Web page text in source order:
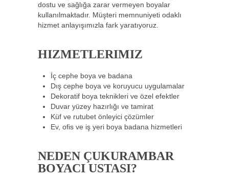
dostu ve sağlığa zarar vermeyen boyalar
kullanılmaktadır. Müşteri memnuniyeti odaklı
hizmet anlayışımızla fark yaratıyoruz.
HIZMETLERIMIZ
İç cephe boya ve badana
Dış cephe boya ve koruyucu uygulamalar
Dekoratif boya teknikleri ve özel efektler
Duvar yüzey hazırlığı ve tamirat
Küf ve rutubet önleyici çözümler
Ev, ofis ve iş yeri boya badana hizmetleri
NEDEN ÇUKURAMBAR
BOYACI USTASI?